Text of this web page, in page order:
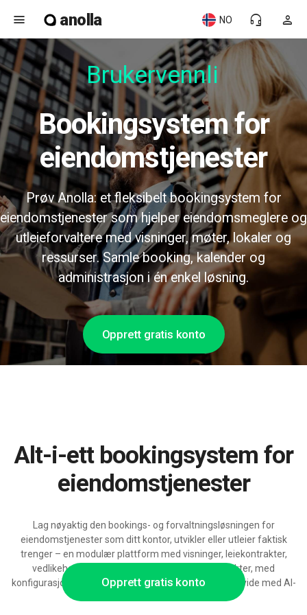
menu anolla person
headset_mic
NO
Brukervennlig
Bookingsystem for
eiendomstjenester
Prøv Anolla: et fleksibelt bookingsystem for
eiendomstjenester som hjelper eiendomsmeglere og
utleieforvaltere med visninger, møter, lokaler og
ressurser. Samle booking, kalender og
administrasjon i én enkel løsning.
Opprett gratis konto
Opprett gratis konto
Alt-i-ett bookingsystem for
eiendomstjenester
Lag nøyaktig den bookings- og forvaltningsløsningen for
eiendomstjenester som ditt kontor, utvikler eller utleier faktisk
trenger – en modulær plattform med visninger, leiekontrakter,
vedlikeholdsarbeider og administrasjon av objekter, med
konfigurasjons- og integrasjonsmuligheter, klar til å utvide med AI-